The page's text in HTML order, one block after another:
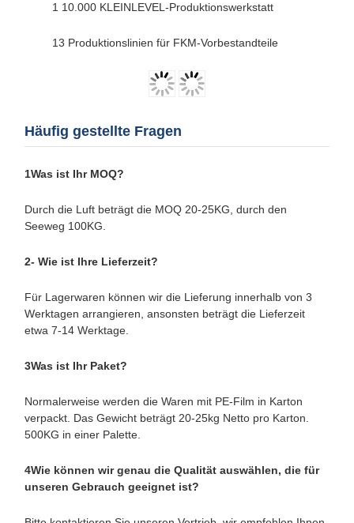
1 10.000 KLEINLEVEL-Produktionswerkstatt
13 Produktionslinien für FKM-Vorbestandteile
1Was ist Ihr MOQ?
Seeweg 100KG.
2- Wie ist Ihre Lieferzeit?
Für Lagerwaren können wir die Lieferung innerhalb von 3
etwa 7-14 Werktage.
3Was ist Ihr Paket?
Normalerweise werden die Waren mit PE-Film in Karton
500KG in einer Palette.
unseren Gebrauch geeignet ist?